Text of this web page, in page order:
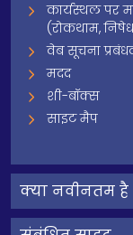
कार्यस्थल पर
(रोकथाम,
वेब सूचना
मदद
शी-बॉक्स
साइट मैप
क्‍या नवीनतम है